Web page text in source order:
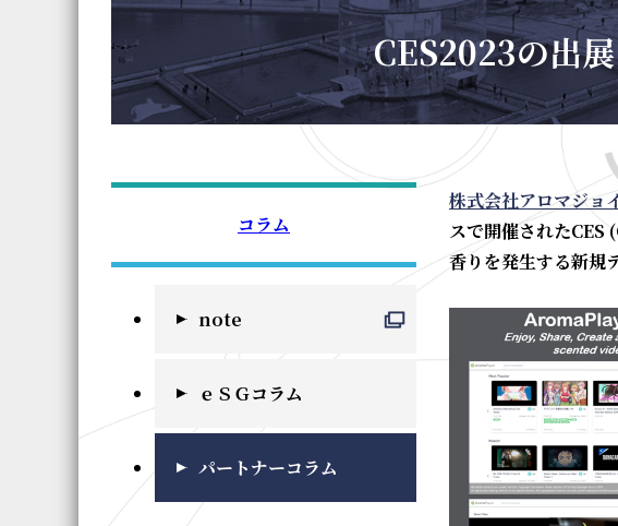
CES2023の出
コラム
note
ｅＳＧコラム
パートナーコラム
株式会社アロマジョ
スで開催された
香りを発生する新